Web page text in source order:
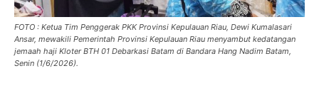
FOTO : Ketua Tim Penggerak PKK Provinsi Kepulauan Riau, Dewi Kumalasari
Ansar, mewakili Pemerintah Provinsi Kepulauan Riau menyambut kedatangan
jemaah haji Kloter BTH 01 Debarkasi Batam di Bandara Hang Nadim Batam,
Senin (1/6/2026).